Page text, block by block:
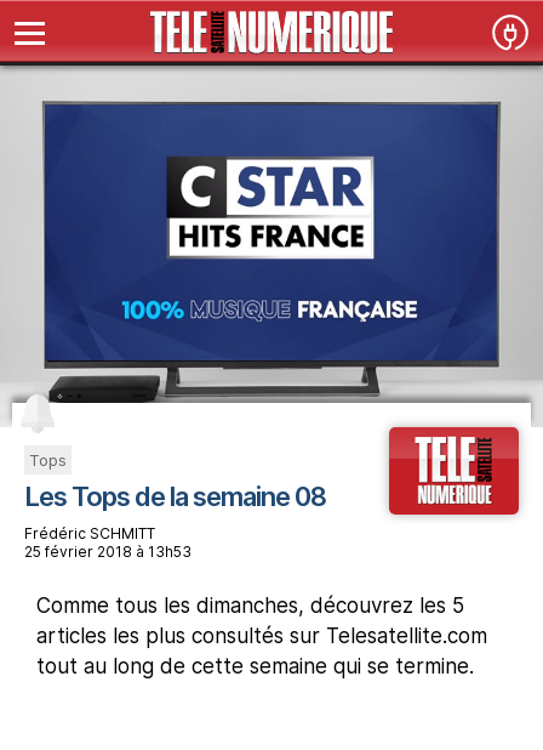
Tops
Les Tops de la semaine 08
Frédéric SCHMITT
25 février 2018 à 13h53
Comme tous les dimanches, découvrez les 5
articles les plus consultés sur Telesatellite.com
tout au long de cette semaine qui se termine.